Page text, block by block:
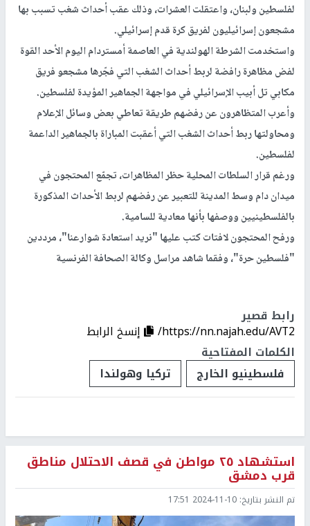
لفلسطين ولبنان، واعتقلت العشرات، وذلك عقب أحداث شغب تسبب بها
مشجعون إسرائيليون لفريق كرة قدم إسرائيلي.
واستخدمت الشرطة الهولندية في العاصمة أمستردام اليوم الأحد القوة
لفض مظاهرة رافضة لربط أحداث الشغب التي فجّرها مشجعو فريق
مكابي تل أبيب الإسرائيلي في مواجهة الجماهير المؤيدة لفلسطين.
وأعرب المتظاهرون عن رفضهم طريقة تعاطي بعض وسائل الإعلام
ومحاولتها ربط أحداث الشغب التي أعقبت المباراة بالجماهير الداعمة
لفلسطين.
ورغم قرار السلطات المحلية حظر المظاهرات، تجمّع المحتجون في
ميدان دام وسط المدينة للتعبير عن رفضهم لربط الأحداث المذكورة
بالفلسطينيين ووصفها بأنها معادية للسامية.
ورفح المحتجون لافتات كتب عليها "نريد استعادة شوارعنا"، مرددين
"فلسطين حرة"، وفقما شاهد مراسل وكالة الصحافة الفرنسية
رابط قصير
https://nn.najah.edu/AVT2/
إنسخ الرابط
الكلمات المفتاحية
فلسطينيو الخارج
تركيا وهولندا
استشهاد ٢٥ مواطن في قصف الاحتلال مناطق
قرب دمشق
تم النشر بتاريخ: 2024-11-10 17:51